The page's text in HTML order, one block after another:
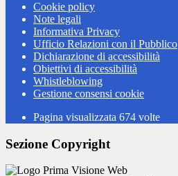
Cookie policy
Note legali
Informativa Privacy
Ufficio Relazioni con il Pubblico
Dichiarazione di accessibilità
Obiettivi di accessibilità
Whistleblowing
Gestione consensi cookie
Pagina visualizzata 674 volte
Sezione Copyright